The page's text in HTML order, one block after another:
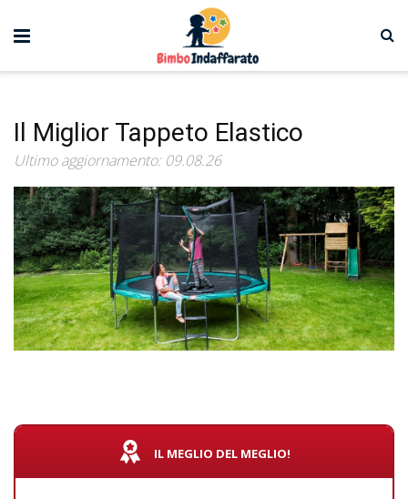
Il Miglior Tappeto Elastico
Ultimo aggiornamento: 09.08.26
IL MEGLIO DEL MEGLIO!